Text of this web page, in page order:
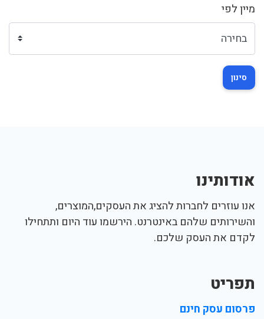
מיין לפי
סינון
אודותינו
אנו עוזרים לחברות להציג את העסקים,המוצרים,
והשירותים שלהם באינטרנט. הירשמו עוד היום ותתחילו
לקדם את העסק שלכם.
תפריט
פרסום עסק חינם